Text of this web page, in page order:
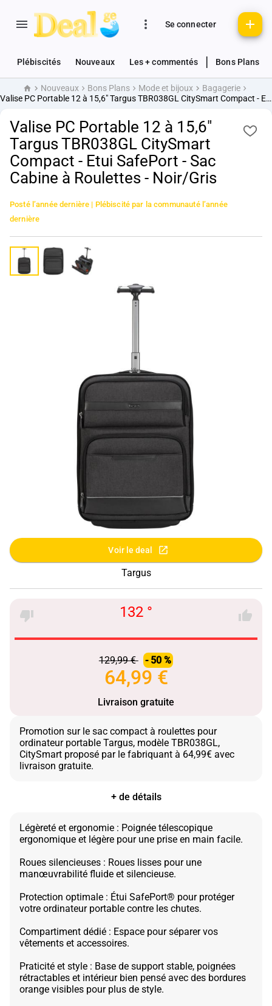
Se connecter
Plébiscités Nouveaux Les + commentés Bons Plans
AccueilNouveaux Bons Plans Mode et bijoux
Bagagerie
Valise PC Portable 12 à 15,6" Targus TBR038GL CitySmart Compact - Etui SafePort - Sac Cabine à Roulettes - Noir/Gris
Valise PC Portable 12 à 15,6"
Targus TBR038GL CitySmart
Compact - Etui SafePort - Sac
Cabine à Roulettes - Noir/Gris
Posté l’année dernière | Plébiscité par la communauté l’année
dernière
Voir le deal
Targus
132 °
129,99 € - 50 %
64,99 €
Livraison gratuite
Promotion sur le sac compact à roulettes pour
ordinateur portable Targus, modèle TBR038GL,
CitySmart proposé par le fabriquant à 64,99€ avec
+ de détails
Légèreté et ergonomie : Poignée télescopique
ergonomique et légère pour une prise en main facile.
Roues silencieuses : Roues lisses pour une
manœuvrabilité fluide et silencieuse.
Protection optimale : Étui SafePort® pour protéger
votre ordinateur portable contre les chutes.
Compartiment dédié : Espace pour séparer vos
vêtements et accessoires.
Praticité et style : Base de support stable, poignées
rétractables et intérieur bien pensé avec des bordures
orange visibles pour plus de style.